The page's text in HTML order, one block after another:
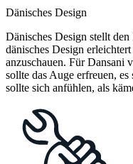
Dänisches Design
Dänisches Design stellt
dänisches Design
anzuschauen. Für Dansani
sollte das Auge erfreuen,
sollte sich anfühlen, als